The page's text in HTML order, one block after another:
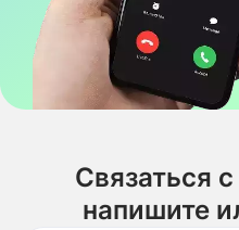
Связаться
напишите